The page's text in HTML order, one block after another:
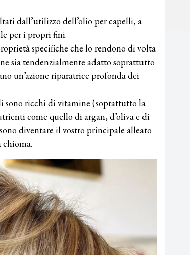
dall’utilizzo dell’olio per capelli, a
per i propri fini.
specifiche che lo rendono di volta
sia tendenzialmente adatto soprattutto
un’azione riparatrice profonda dei
sono ricchi di vitamine (soprattutto la
come quello di argan, d’oliva e di
diventare il vostro principale alleato
chioma.